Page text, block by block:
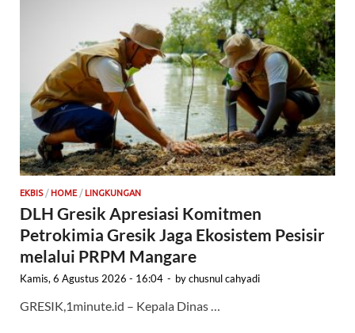
EKBIS/ HOME / LINGKUNGAN
DLH Gresik Apresiasi Komitmen
Petrokimia Gresik Jaga Ekosistem Pesisir
melalui PRPM Mangare
Kamis, 6 Agustus 2026 - 16:04 - bychusnul cahyadi
GRESIK,1minute.id – Kepala Dinas …